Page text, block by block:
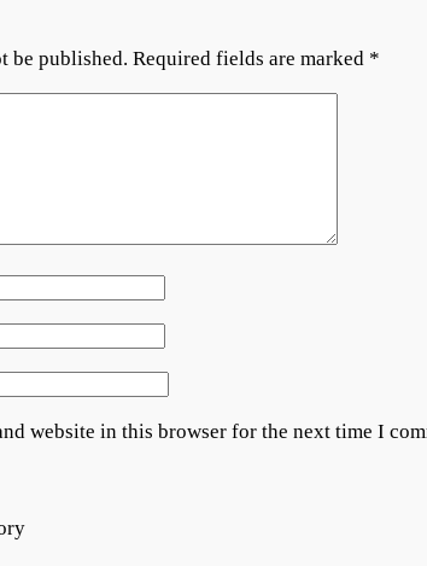
be published. Required fields are marked *
website in this browser for the next time I